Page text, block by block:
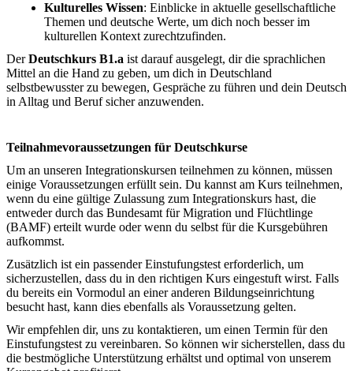
Kulturelles Wissen: Einblicke in aktuelle gesellschaftliche
Themen und deutsche Werte, um dich noch besser im
kulturellen Kontext zurechtzufinden.
DerDeutschkurs B1.a ist darauf ausgelegt, dir die sprachlichen
Mittel an die Hand zu geben, um dich in Deutschland
selbstbewusster zu bewegen, Gespräche zu führen und dein Deutsch
in Alltag und Beruf sicher anzuwenden.
Teilnahmevoraussetzungen für Deutschkurse
Um an unseren Integrationskursen teilnehmen zu können, müssen
einige Voraussetzungen erfüllt sein. Du kannst am Kurs teilnehmen,
wenn du eine gültige Zulassung zum Integrationskurs hast, die
entweder durch das Bundesamt für Migration und Flüchtlinge
(BAMF) erteilt wurde oder wenn du selbst für die Kursgebühren
aufkommst.
Zusätzlich ist ein passender Einstufungstest erforderlich, um
sicherzustellen, dass du in den richtigen Kurs eingestuft wirst. Falls
du bereits ein Vormodul an einer anderen Bildungseinrichtung
besucht hast, kann dies ebenfalls als Voraussetzung gelten.
Wir empfehlen dir, uns zu kontaktieren, um einen Termin für den
Einstufungstest zu vereinbaren. So können wir sicherstellen, dass du
die bestmögliche Unterstützung erhältst und optimal von unserem